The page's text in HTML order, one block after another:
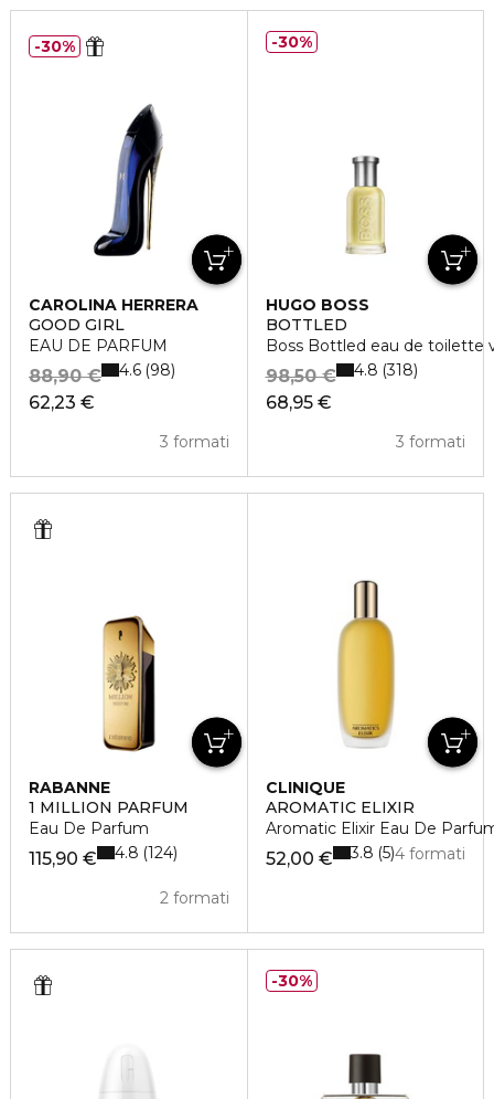
CAROLINA HERRERA
GOOD GIRL
EAU DE PARFUM
62,23 €
88,90 €
3 formati
4.6 98
30%
HUGO BOSS
BOTTLED
Boss Bottled eau de toilette
68,95 €
98,50 €
3 formati
4.8 318
30%
RABANNE
1 MILLION PARFUM
Eau De Parfum
115,90 €
2 formati
4.8 124
CLINIQUE
AROMATIC ELIXIR
Aromatic Elixir Eau De
52,00 € 4 formati
3.8 5
30%